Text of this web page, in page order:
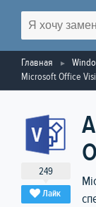
Главная
Microsoft Office
249
Лайк